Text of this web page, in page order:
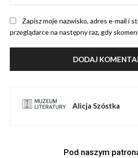
Zapisz moje nazwisko, adres e-mail i
przeglądarce na następny raz, gdy
Alicja Szóstka
Pod naszym